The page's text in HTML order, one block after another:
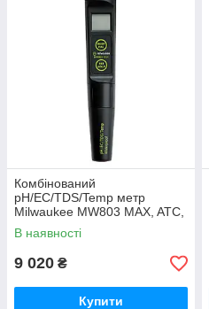
Комбінований
pH/EC/TDS/Temp метр
Milwaukee MW803 MAX, ATC,
автомат. калібрування,
Угорщина
В наявності
9 020 ₴
Купити